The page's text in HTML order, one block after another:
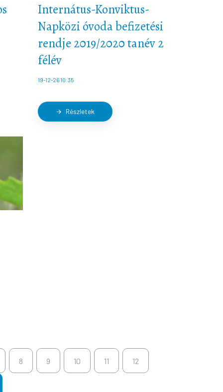
Internátus-Konviktus-
Napközi óvoda befizetési
rendje 2019/2020 tanév 2
félév
19-12-26 10:35
arrow_forward Részletek
8 9 10 11 12